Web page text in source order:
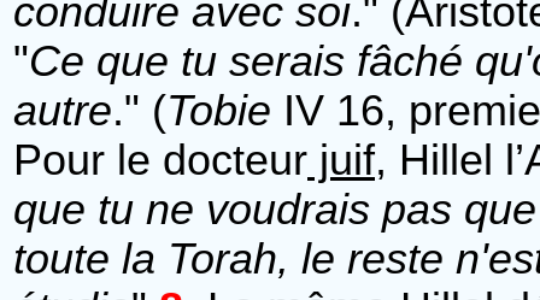
conduire avec soi."
"Ce que tu serais fâché
autre." (Tobie IV 16,
Pour le docteur juif, Hillel
que tu ne voudrais pas
toute la Torah, le reste